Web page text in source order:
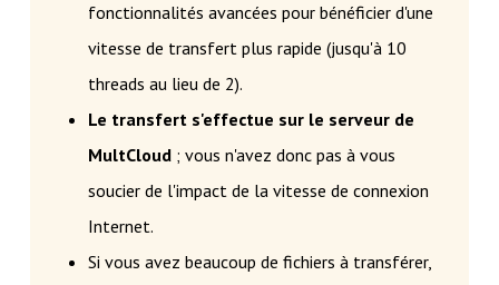
fonctionnalités avancées pour bénéficier d'une
vitesse de transfert plus rapide (jusqu'à 10
threads au lieu de 2).
Le transfert s'effectue sur le serveur de
MultCloud; vous n'avez donc pas à vous
soucier de l'impact de la vitesse de connexion
Internet.
Si vous avez beaucoup de fichiers à transférer,